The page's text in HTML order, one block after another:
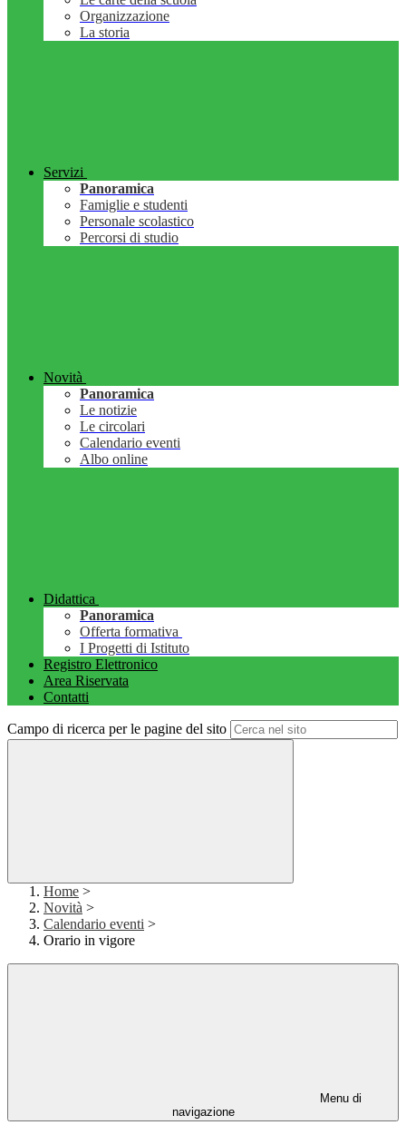
Organizzazione
La storia
Servizi
Panoramica
Famiglie e studenti
Personale scolastico
Percorsi di studio
Novità
Panoramica
Le notizie
Le circolari
Calendario eventi
Albo online
Didattica
Panoramica
Offerta formativa
I Progetti di Istituto
Registro Elettronico
Area Riservata
Contatti
Campo di ricerca per le pagine del sito
Home >
Novità >
Calendario eventi >
Orario in vigore
Menu di
navigazione